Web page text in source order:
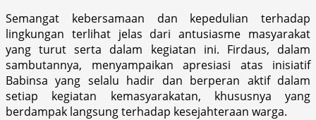
Semangat kebersamaan dan kepedulian terhadap
lingkungan terlihat jelas dari antusiasme masyarakat
yang turut serta dalam kegiatan ini. Firdaus, dalam
sambutannya, menyampaikan apresiasi atas inisiatif
Babinsa yang selalu hadir dan berperan aktif dalam
setiap kegiatan kemasyarakatan, khususnya yang
berdampak langsung terhadap kesejahteraan warga.